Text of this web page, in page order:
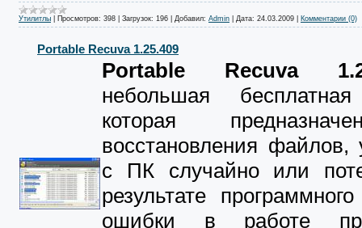
Утилитлы Просмотров: 398 Загрузок: 196 Добавил: Admin Дата: 24.03.2009 Комментарии (0)
Portable Recuva 1.25.409
Portable Recuva
небольшая
которая
восстановления файлов,
с ПК случайно или
результате
ошибки в работе